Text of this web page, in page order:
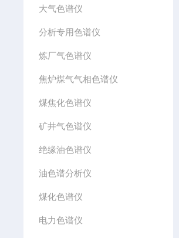
大气色谱仪
分析专用色谱仪
炼厂气色谱仪
焦炉煤气气相色谱仪
煤焦化色谱仪
矿井气色谱仪
绝缘油色谱仪
油色谱分析仪
煤化色谱仪
电力色谱仪